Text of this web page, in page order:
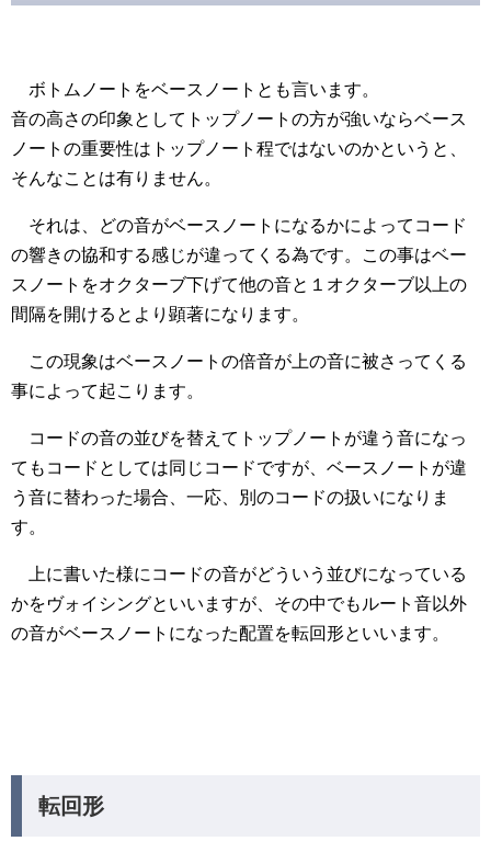
ボトムノートをベースノートとも言います。
音の高さの印象としてトップノートの方が強いならベース
ノートの重要性はトップノート程ではないのかというと、
そんなことは有りません。
それは、どの音がベースノートになるかによってコード
の響きの協和する感じが違ってくる為です。この事はベー
スノートをオクターブ下げて他の音と１オクターブ以上の
間隔を開けるとより顕著になります。
この現象はベースノートの倍音が上の音に被さってくる
事によって起こります。
コードの音の並びを替えてトップノートが違う音になっ
てもコードとしては同じコードですが、ベースノートが違
う音に替わった場合、一応、別のコードの扱いになりま
す。
上に書いた様にコードの音がどういう並びになっている
かをヴォイシングといいますが、その中でもルート音以外
の音がベースノートになった配置を転回形といいます。
転回形